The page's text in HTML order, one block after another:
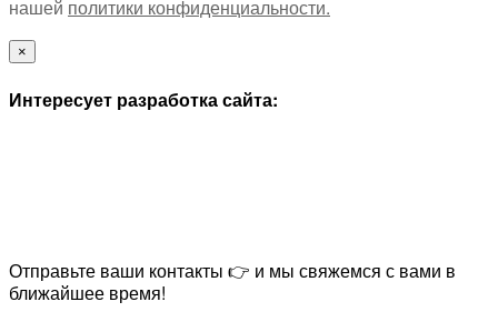
нашей политики конфиденциальности.
×
Интересует разработка сайта:
Отправьте ваши контакты 👉 и мы свяжемся с вами в
ближайшее время!